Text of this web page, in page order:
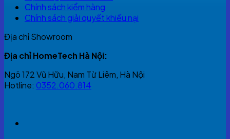
Chính sách kiểm hàng
Chính sách giải quyết khiếu nại
Địa chỉ Showroom
Địa chỉ HomeTech Hà Nội:
Ngõ 172 Vũ Hữu, Nam Từ Liêm, Hà Nội
Hotline: 0352.060.814